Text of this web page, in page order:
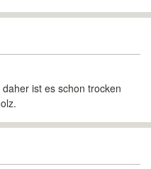
ist es schon trocken